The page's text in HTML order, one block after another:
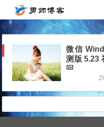
首页 >
微信
测版 5.23
回